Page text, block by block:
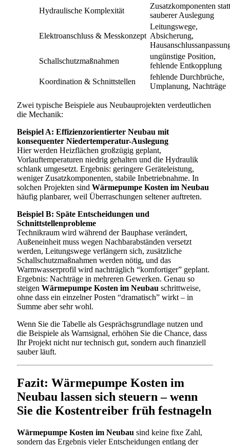
Hydraulische Komplexität
Zusatzkomponenten statt
sauberer Auslegung
Elektroanschluss & Messkonzept
Leitungswege,
Absicherung,
Schallschutzmaßnahmen
ungünstige Position,
fehlende Entkopplung
Koordination & Schnittstellen
fehlende Durchbrüche,
Umplanung, Nachträge
Zwei typische Beispiele aus Neubauprojekten verdeutlichen
die Mechanik:
Beispiel A: Effizienzorientierter Neubau mit
konsequenter Niedertemperatur-Auslegung
Hier werden Heizflächen großzügig geplant,
Vorlauftemperaturen niedrig gehalten und die Hydraulik
schlank umgesetzt. Ergebnis: geringere Geräteleistung,
weniger Zusatzkomponenten, stabile Inbetriebnahme. In
solchen Projekten sind Wärmepumpe Kosten im Neubau
häufig planbarer, weil Überraschungen seltener auftreten.
Beispiel B: Späte Entscheidungen und
Schnittstellenprobleme
Technikraum wird während der Bauphase verändert,
Außeneinheit muss wegen Nachbarabständen versetzt
werden, Leitungswege verlängern sich, zusätzliche
Schallschutzmaßnahmen werden nötig, und das
Warmwasserprofil wird nachträglich “komfortiger” geplant.
Ergebnis: Nachträge in mehreren Gewerken. Genau so
steigen Wärmepumpe Kosten im Neubau schrittweise,
ohne dass ein einzelner Posten “dramatisch” wirkt – in
Summe aber sehr wohl.
Wenn Sie die Tabelle als Gesprächsgrundlage nutzen und
die Beispiele als Warnsignal, erhöhen Sie die Chance, dass
Ihr Projekt nicht nur technisch gut, sondern auch finanziell
sauber läuft.
Fazit: Wärmepumpe Kosten im
Neubau lassen sich steuern – wenn
Sie die Kostentreiber früh festnageln
Wärmepumpe Kosten im Neubau sind keine fixe Zahl,
sondern das Ergebnis vieler Entscheidungen entlang der